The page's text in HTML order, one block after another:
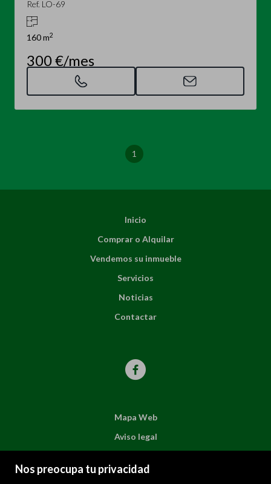
Nos preocupa tu privacidad
Ref. LO-69
160 m2
300 €/mes
1
Inicio
Comprar o Alquilar
Vendemos su inmueble
Servicios
Noticias
Contactar
Mapa Web
Aviso legal
Inmuebles destacados